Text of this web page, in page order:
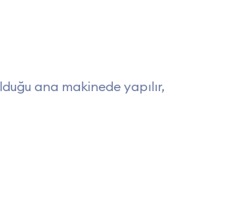
ana makinede yapılır,